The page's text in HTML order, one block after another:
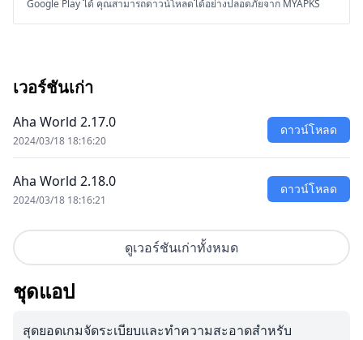
Google Play ได้ คุณสามารถดาวน์โหลดได้อย่างปลอดภัยจาก MYAPKS
เวอร์ชันเก่า
Aha World 2.17.0
2024/03/18 18:16:20
ดาวน์โหลด
Aha World 2.18.0
2024/03/18 18:16:21
ดาวน์โหลด
ดูเวอร์ชันเก่าทั้งหมด
ชุดแอป
สุดยอดเกมจัดระเบียบและทำความสะอาดสำหรับ